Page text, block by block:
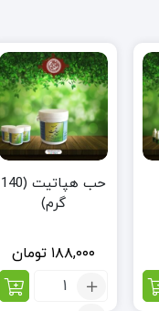
حب هپاتیت (140
گرم)
۱۸۸,۰۰۰ تومان
تعداد: